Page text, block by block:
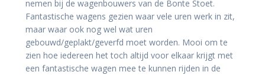
nemen bij de wagenbouwers van de Bonte Stoet.
Fantastische wagens gezien waar vele uren werk in zit,
maar waar ook nog wel wat uren
gebouwd/geplakt/geverfd moet worden. Mooi om te
zien hoe iedereen het toch altijd voor elkaar krijgt met
een fantastische wagen mee te kunnen rijden in de